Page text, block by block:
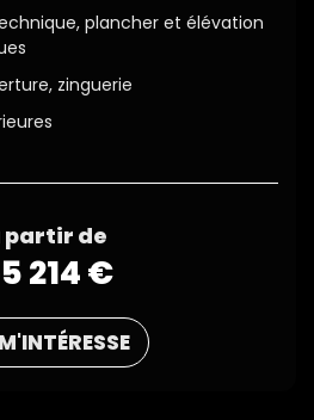
plancher et élévation
zinguerie
partir de
214 €